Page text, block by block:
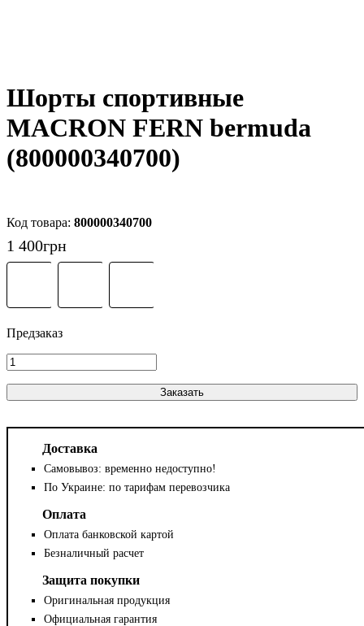
Шорты спортивные
MACRON FERN bermuda
(800000340700)
800000340700
1 400грн
Заказать
Доставка
Самовывоз: временно недоступно!
По Украине: по тарифам перевозчика
Оплата
Оплата банковской картой
Безналичный расчет
Защита покупки
Оригинальная продукция
Официальная гарантия